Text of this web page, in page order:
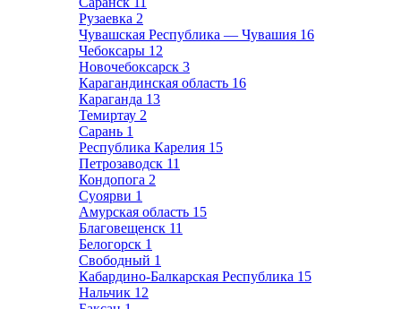
Рузаевка 2
Чувашская Республика — Чувашия 16
Чебоксары 12
Новочебоксарск 3
Карагандинская область 16
Караганда 13
Темиртау 2
Сарань 1
Республика Карелия 15
Петрозаводск 11
Кондопога 2
Суоярви 1
Амурская область 15
Благовещенск 11
Белогорск 1
Свободный 1
Кабардино-Балкарская Республика 15
Нальчик 12